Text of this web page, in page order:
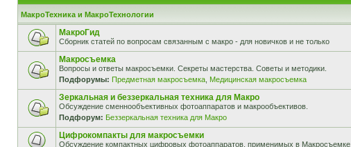
МакроТехника и МакроТехнологии
МакроГид
Сборник статей по вопросам связанным с макро - для новичков и не только
Макросъемка
Вопросы и ответы макросъемки. Секреты мастерства. Советы и методики.
Подфорумы: Предметная макросъемка Медицинская макросъемка
Зеркальная и беззеркальная техника для Макро
Обсуждение сменнообъективных фотоаппаратов и макрообъективов.
Подфорум: Беззеркальная техника для Макро
Цифрокомпакты для макросъемки
Обсуждение компактных цифровых фотоаппаратов, применимых в Макросъемке.